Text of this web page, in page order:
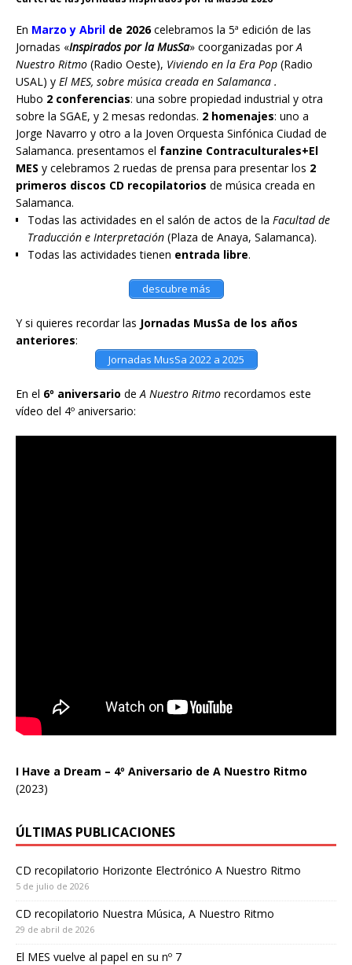
En Marzo y Abril de 2026celebramos la 5ª edición de las
Jornadas «Inspirados por la MusSa» coorganizadas porA
Nuestro Ritmo (Radio Oeste), Viviendo en la Era Pop (Radio
USAL) y El MES, sobre música creada en Salamanca .
Hubo 2 conferencias: una sobre propiedad industrial y otra
sobre la SGAE, y 2 mesas redondas. 2 homenajes: uno a
Jorge Navarro y otro a la Joven Orquesta Sinfónica Ciudad de
Salamanca. presentamos el fanzine Contraculturales+El
MES y celebramos 2 ruedas de prensa para presentar los 2
primeros discos CD recopilatorios de música creada en
Salamanca.
Todas las actividades en el salón de actos de la Facultad de
Traducción e Interpretación (Plaza de Anaya, Salamanca).
Todas las actividades tienen entrada libre.
descubre más
Y si quieres recordar las Jornadas MusSa de los años
anteriores:
Jornadas MusSa 2022 a 2025
En el 6º aniversario deA Nuestro Ritmo recordamos este
vídeo del 4º aniversario:
I Have a Dream – 4º Aniversario de A Nuestro Ritmo
(2023)
ÚLTIMAS PUBLICACIONES
CD recopilatorio Horizonte Electrónico A Nuestro Ritmo
5 de julio de 2026
CD recopilatorio Nuestra Música, A Nuestro Ritmo
29 de abril de 2026
El MES vuelve al papel en su nº 7